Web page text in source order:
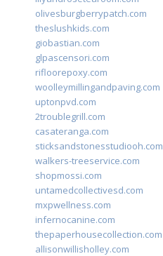
olivesburgberrypatch.com
theslushkids.com
giobastian.com
glpascensori.com
rifloorepoxy.com
woolleymillingandpaving.com
uptonpvd.com
2troublegrill.com
casateranga.com
sticksandstonesstudiooh.com
walkers-treeservice.com
shopmossi.com
untamedcollectivesd.com
mxpwellness.com
infernocanine.com
thepaperhousecollection.com
allisonwillisholley.com